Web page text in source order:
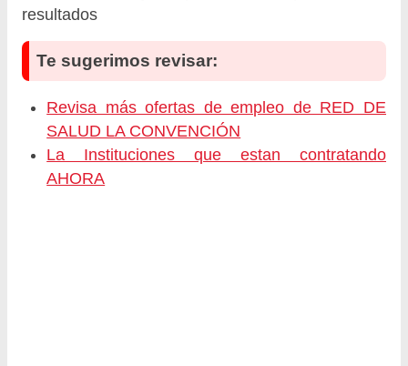
resultados
Te sugerimos revisar:
Revisa más ofertas de empleo de RED DE
SALUD LA CONVENCIÓN
La Instituciones que estan contratando
AHORA